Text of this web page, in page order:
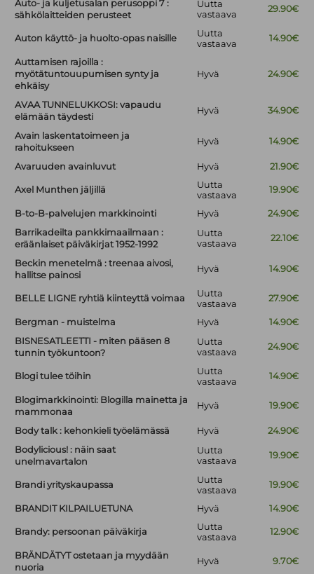
Auto- ja kuljetusalan perusoppi 7 :
sähkölaitteiden perusteet
Uutta
vastaava
29.90€
Auton käyttö- ja huolto-opas naisille
Uutta
vastaava
14.90€
Auttamisen rajoilla :
myötätuntouupumisen synty ja
ehkäisy
Hyvä 24.90€
AVAA TUNNELUKKOSI: vapaudu
elämään täydesti
Hyvä 34.90€
Avain laskentatoimeen ja
rahoitukseen
Hyvä 14.90€
Avaruuden avainluvut Hyvä 21.90€
Axel Munthen jäljillä
Uutta
vastaava
19.90€
B-to-B-palvelujen markkinointi Hyvä
24.90€
Barrikadeilta pankkimaailmaan :
eräänlaiset päiväkirjat 1952-1992
Uutta
vastaava
22.10€
Beckin menetelmä : treenaa aivosi,
hallitse painosi
Hyvä 14.90€
BELLE LIGNE ryhtiä kiinteyttä voimaa
Uutta
vastaava
27.90€
Bergman - muistelma Hyvä
14.90€
BISNESATLEETTI - miten pääsen 8
tunnin työkuntoon?
Uutta
vastaava
24.90€
Blogi tulee töihin
Uutta
vastaava
14.90€
Blogimarkkinointi: Blogilla mainetta ja
mammonaa
Hyvä 19.90€
Body talk : kehonkieli työelämässä Hyvä
24.90€
Bodylicious! : näin saat
unelmavartalon
Uutta
vastaava
19.90€
Brandi yrityskaupassa
Uutta
vastaava
19.90€
BRANDIT KILPAILUETUNA Hyvä 14.90€
Brandy: persoonan päiväkirja
Uutta
vastaava
12.90€
BRÄNDÄTYT ostetaan ja myydään
nuoria
Hyvä 9.70€